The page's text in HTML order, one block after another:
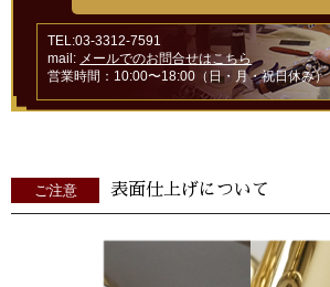
TEL:03-3312-7591
mail: メールでのお問合せはこちら
営業時間：10:00〜18:00（日・月・祝日休み）
ご注意 表面仕上げについて